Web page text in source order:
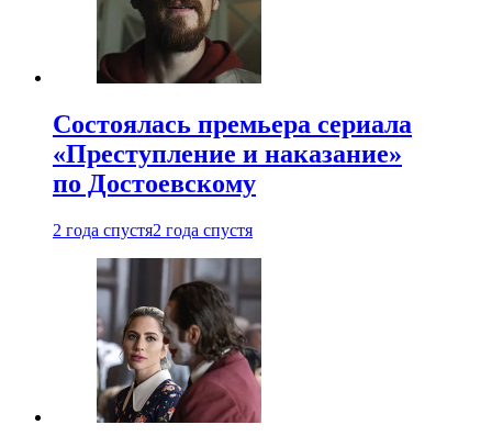
Состоялась премьера сериала
«Преступление и наказание»
по Достоевскому
2 года спустя2 года спустя